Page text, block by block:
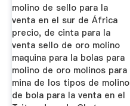
molino de sello para la
venta en el sur de África
precio, de cinta para la
venta sello de oro molino
maquina para la bolas para
molino de oro molinos para
mina de los tipos de molino
de bola para la venta en el